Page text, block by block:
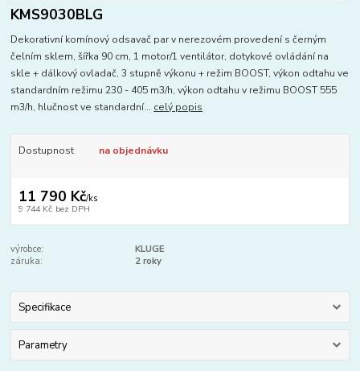
KMS9030BLG
Dekorativní komínový odsavač par v nerezovém provedení s černým
čelním sklem, šířka 90 cm, 1 motor/1 ventilátor, dotykové ovládání na
skle + dálkový ovladač, 3 stupně výkonu + režim BOOST, výkon odtahu ve
standardním režimu 230 - 405 m3/h, výkon odtahu v režimu BOOST 555
m3/h, hlučnost ve standardní... celý popis
Dostupnost na objednávku
11 790 Kč/ks
9 744 Kč bez DPH
výrobce:
KLUGE
záruka:
2 roky
Specifikace
Parametry